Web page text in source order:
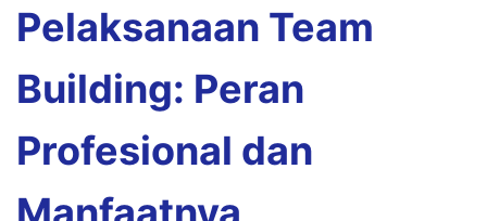
Pelaksanaan Team
Building: Peran
Profesional dan